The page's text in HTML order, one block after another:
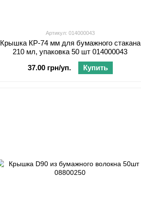
Артикул: 014000043
Крышка КР-74 мм для бумажного стакана
210 мл, упаковка 50 шт 014000043
37.00 грн/уп.
Купить